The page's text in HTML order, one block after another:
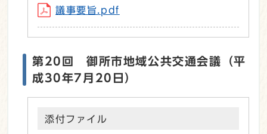
議事要旨.pdf
第20回 御所市地域公共交通会議（平
成30年7月20日）
添付ファイル